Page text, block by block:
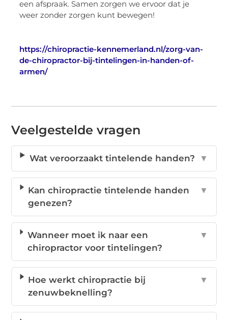
een afspraak. Samen zorgen we ervoor dat je
weer zonder zorgen kunt bewegen!
https://chiropractie-kennemerland.nl/zorg-van-
de-chiropractor-bij-tintelingen-in-handen-of-
armen/
Veelgestelde vragen
Wat veroorzaakt tintelende handen? ▼
Kan chiropractie tintelende handen
genezen?
▼
Wanneer moet ik naar een
chiropractor voor tintelingen?
▼
Hoe werkt chiropractie bij
zenuwbeknelling?
▼